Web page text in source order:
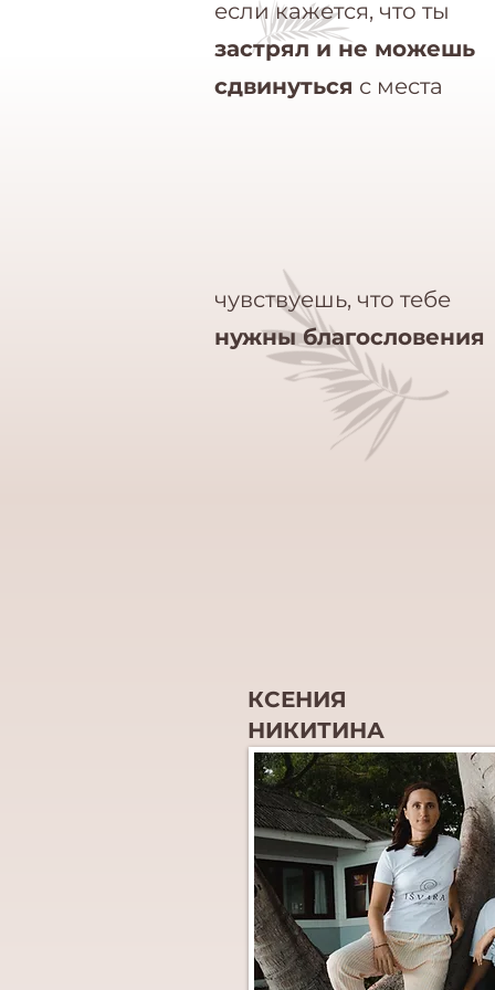
КСЕНИЯ
НИКИТИНА
если кажется, что ты
застрял и не можешь
сдвинуться с места
чувствуешь, что тебе
нужны благословения